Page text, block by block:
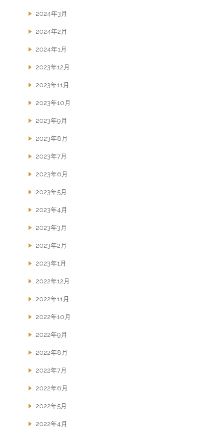
2024年3月
2024年2月
2024年1月
2023年12月
2023年11月
2023年10月
2023年9月
2023年8月
2023年7月
2023年6月
2023年5月
2023年4月
2023年3月
2023年2月
2023年1月
2022年12月
2022年11月
2022年10月
2022年9月
2022年8月
2022年7月
2022年6月
2022年5月
2022年4月